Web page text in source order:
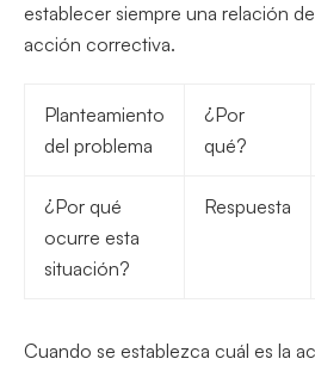
establecer siempre una relación
acción correctiva.
Planteamiento
del problema
¿Por
qué?
¿Por qué
ocurre esta
situación?
Respuesta
Cuando se establezca cuál es la